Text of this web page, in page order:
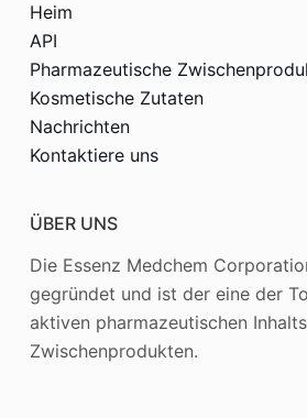
Heim
API
Pharmazeutische
Kosmetische Zutaten
Nachrichten
Kontaktiere uns
ÜBER UNS
Die Essenz Medchem
gegründet und ist der eine der
aktiven pharmazeutischen
Zwischenprodukten.